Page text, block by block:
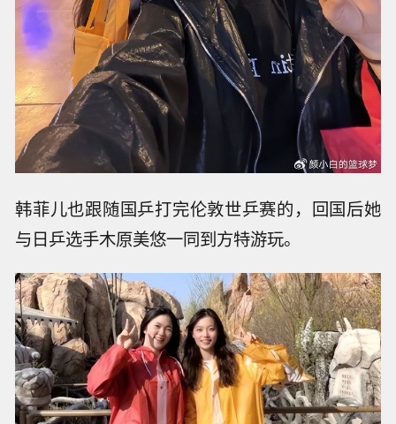
韩菲儿也跟随国乒打完伦敦世乒赛的，回国后她
与日乒选手木原美悠一同到方特游玩。